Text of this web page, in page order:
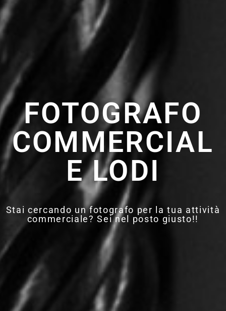
FOTOGRAFO
COMMERCIAL
E LODI
Stai cercando un fotografo per la tua attività
commerciale? Sei nel posto giusto!!